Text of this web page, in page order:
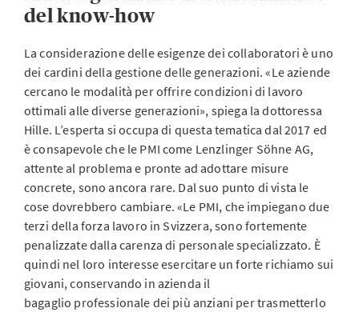
del know-how
La considerazione delle esigenze dei collaboratori è uno
dei cardini della gestione delle generazioni. «Le aziende
cercano le modalità per offrire condizioni di lavoro
ottimali alle diverse generazioni», spiega la dottoressa
Hille. L’esperta si occupa di questa tematica dal 2017 ed
è consapevole che le PMI come Lenzlinger Söhne AG,
attente al problema e pronte ad adottare misure
concrete, sono ancora rare. Dal suo punto di vista le
cose dovrebbero cambiare. «Le PMI, che impiegano due
terzi della forza lavoro in Svizzera, sono fortemente
penalizzate dalla carenza di personale specializzato. È
quindi nel loro interesse esercitare un forte richiamo sui
giovani, conservando in azienda il
bagaglio professionale dei più anziani per trasmetterlo